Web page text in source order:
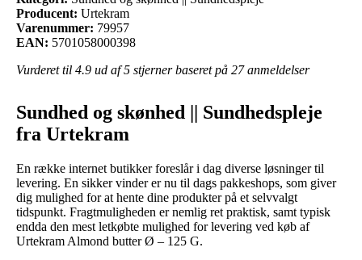
Producent: Urtekram
Varenummer: 79957
EAN: 5701058000398
Vurderet til 4.9 ud af 5 stjerner baseret på 27anmeldelser
Sundhed og skønhed || Sundhedspleje
fra Urtekram
En række internet butikker foreslår i dag diverse løsninger til
levering. En sikker vinder er nu til dags pakkeshops, som giver
dig mulighed for at hente dine produkter på et selvvalgt
tidspunkt. Fragtmuligheden er nemlig ret praktisk, samt typisk
endda den mest letkøbte mulighed for levering ved køb af
Urtekram Almond butter Ø – 125 G.